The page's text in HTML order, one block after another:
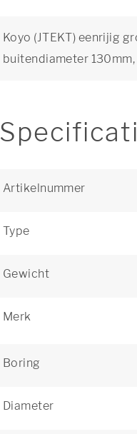
Koyo (JTEKT) eenrijig
buitendiameter
Artikelnummer
Type
Gewicht
Merk
Boring
Diameter